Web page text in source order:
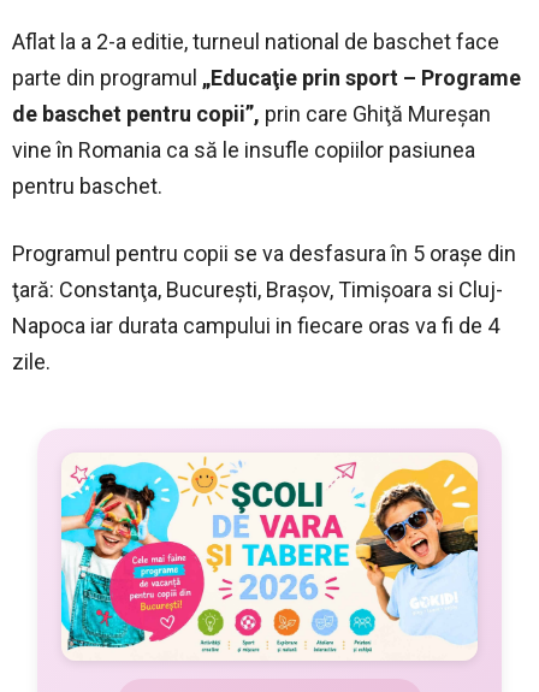
Aflat la a 2-a editie, turneul national de baschet face
parte din programul „Educaţie prin sport – Programe
de baschet pentru copii”, prin care Ghiţă Mureşan
vine în Romania ca să le insufle copiilor pasiunea
pentru baschet.
Programul pentru copii se va desfasura în 5 oraşe din
ţară: Constanţa, Bucureşti, Braşov, Timişoara si Cluj-
Napoca iar durata campului in fiecare oras va fi de 4
zile.